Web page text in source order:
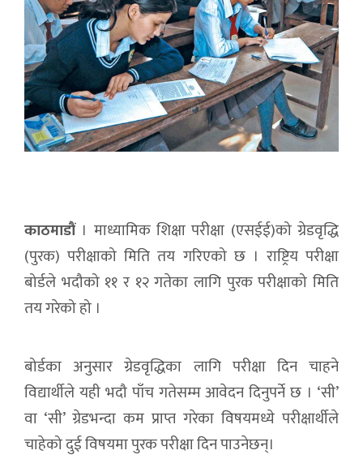
काठमाडौं। माध्यामिक शिक्षा परीक्षा (एसईई)को ग्रेडवृद्धि
(पुरक) परीक्षाको मिति तय गरिएको छ । राष्ट्रिय परीक्षा
बोर्डले भदौको ११ र १२ गतेका लागि पुरक परीक्षाको मिति
तय गरेको हो ।
बोर्डका अनुसार ग्रेडवृद्धिका लागि परीक्षा दिन चाहने
विद्यार्थीले यही भदौ पाँच गतेसम्म आवेदन दिनुपर्ने छ । ‘सी’
वा ‘सी’ ग्रेडभन्दा कम प्राप्त गरेका विषयमध्ये परीक्षार्थीले
चाहेको दुई विषयमा पुरक परीक्षा दिन पाउनेछन्।